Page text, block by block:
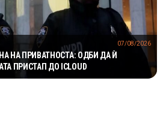
НА ПРИВАТНОСТА: ОДБИ ДА Ѝ
ПРИСТАП ДО ICLOUD
07/08/2026